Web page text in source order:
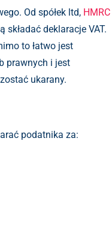
Od spółek ltd, HMRC
deklaracje VAT.
to łatwo jest
prawnych i jest
ukarany.
podatnika za: